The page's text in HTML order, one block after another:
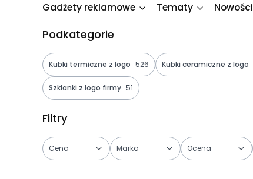
Gadżety reklamowe Tematy Nowości
Podkategorie
Kubki termiczne z logo 526 Kubki ceramiczne z logo
Szklanki z logo firmy 51
Filtry
Cena Marka Ocena